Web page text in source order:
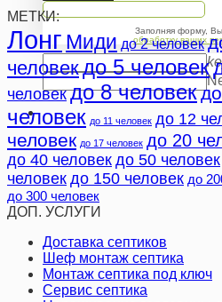
Заполняя форму,
обработку ваших
МЕТКИ:
Лонг Миди до 2 человек
человекдо 5 человек
человек до 8 человек
человек до 11 человек до 12
человек до 17 человек до 20
до 40 человек до 50 человек
человек до 150 человек до
до 300 человек
ДОП. УСЛУГИ
Доставка септиков
Шеф монтаж септика
Монтаж септика под ключ
Сервис септика